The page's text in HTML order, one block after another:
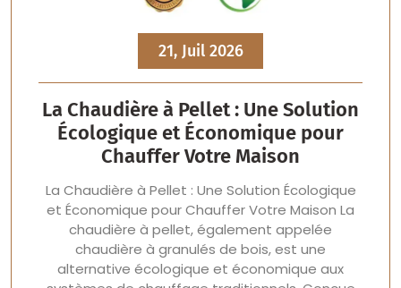
21, Juil 2026
La Chaudière à Pellet : Une Solution
Écologique et Économique pour
Chauffer Votre Maison
La Chaudière à Pellet : Une Solution Écologique
et Économique pour Chauffer Votre Maison La
chaudière à pellet, également appelée
chaudière à granulés de bois, est une
alternative écologique et économique aux